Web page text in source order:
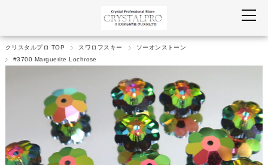
クリスタルプロ TOP スワロフスキー
ソーオンストーン
#3700 Marguerite Lochrose